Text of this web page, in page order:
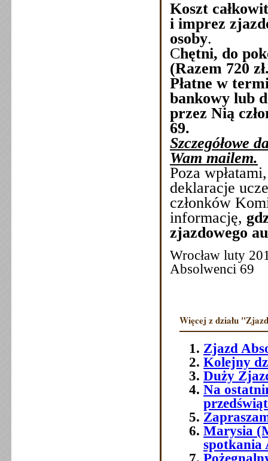
Koszt
i imprez
osoby.
Chętni, do
(Razem 720
Płatne w
bankowy lub
przez Nią
69.
Szczegółowe
Wam mailem.
Poza
deklaracje
członków
informację,
zjazdowego
Wrocław
Absolwenci 69
Więcej z działu
Zjazd
Kolejny
Duży
Na
Marysia
spotkania